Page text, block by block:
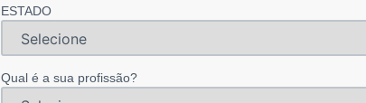
ESTADO
Qual é a sua profissão?